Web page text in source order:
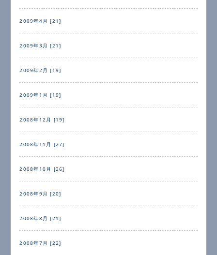
2009年4月 [21]
2009年3月 [21]
2009年2月 [19]
2009年1月 [19]
2008年12月 [19]
2008年11月 [27]
2008年10月 [26]
2008年9月 [20]
2008年8月 [21]
2008年7月 [22]